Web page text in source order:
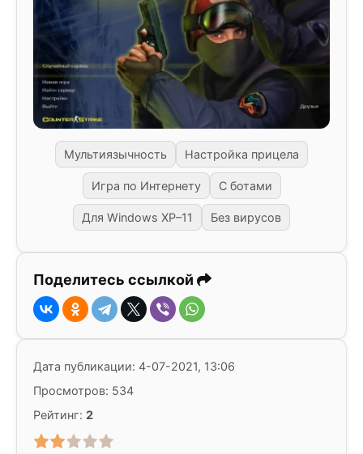
Мультиязычность Настройка прицела
Игра по Интернету С ботами
Для Windows XP–11 Без вирусов
Поделитесь ссылкой
Дата публикации: 4-07-2021, 13:06
Просмотров: 534
Рейтинг: 2